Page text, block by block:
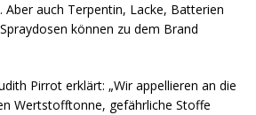
auch Terpentin, Lacke, Batterien
können zu dem Brand
Pirrot erklärt: „Wir appellieren an die
Wertstofftonne, gefährliche Stoffe